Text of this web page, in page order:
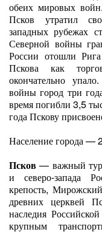
обеих мировых
Псков утратил
западных рубежах
Северной войны
России отошли
Пскова как
окончательно
войны город три
время погибли 3,5
года Пскову
Население города —
Псков — важный
и северо-запада
крепость,
древних церквей
наследия
крупным